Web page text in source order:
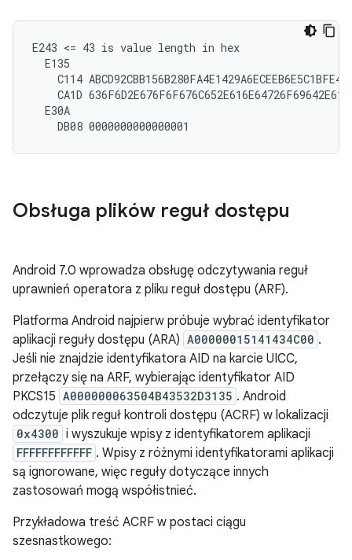
E243 <= 43 is value length in hex
  E135
    C114 ABCD92CBB156B280FA4E1429A6ECEEB6E5C1BFE4
CA1D
  E30A
Obsługa plików reguł dostępu
Android 7.0 wprowadza obsługę odczytywania reguł
uprawnień operatora z pliku reguł dostępu (ARF).
Platforma Android najpierw próbuje wybrać identyfikator
aplikacji reguły dostępu (ARA) A00000015141434C00 .
Jeśli nie znajdzie identyfikatora AID na karcie UICC,
przełączy się na ARF, wybierając identyfikator AID
PKCS15 A000000063504B43532D3135 . Android
odczytuje plik reguł kontroli dostępu (ACRF) w lokalizacji
0x4300 i wyszukuje wpisy z identyfikatorem aplikacji
FFFFFFFFFFFF . Wpisy z różnymi identyfikatorami aplikacji
są ignorowane, więc reguły dotyczące innych
zastosowań mogą współistnieć.
Przykładowa treść ACRF w postaci ciągu
szesnastkowego: